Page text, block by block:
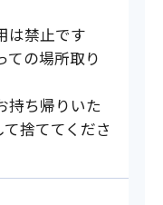
は禁止です
の場所取り
持ち帰りいた
捨ててくださ